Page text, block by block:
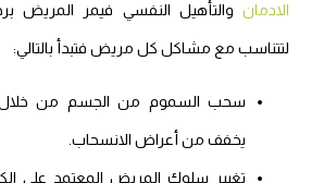
الادمان والتأهيل النفسي فيمر المريض
لتتناسب مع مشاكل كل مريض فتبدأ بالتالي:
سحب السموم من الجسم من خلال
يخفف من أعراض الانسحاب.
تغيير سلوك المريض المعتمد على